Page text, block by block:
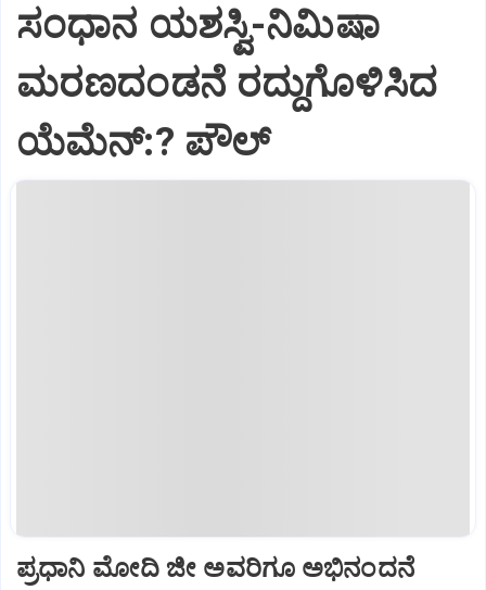
ಸಂಧಾನ ಯಶಸ್ವಿ-ನಿಮಿಷಾ
ಮರಣದಂಡನೆ ರದ್ದುಗೊಳಿಸಿದ
ಯೆಮೆನ್:? ಪೌಲ್
ಪ್ರಧಾನಿ ಮೋದಿ ಜೀ ಅವರಿಗೂ ಅಭಿನಂದನೆ